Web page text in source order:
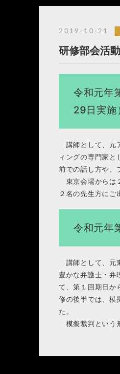
2019-10-21
研修部会活
令和元年
29日実施
講師として、元
ィングの専門家と
前での話し方や
東京会場からは
２名の先生方にご
令和元年
講師として、元
豊かな弁護士・弁
て、第１回期日か
修の後半では、模
た。
模擬裁判という